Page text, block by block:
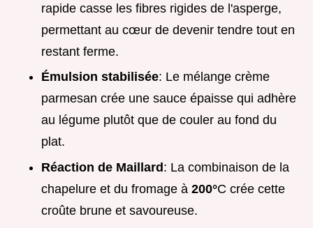
rapide casse les fibres rigides de l'asperge,
permettant au cœur de devenir tendre tout en
restant ferme.
Émulsion stabilisée: Le mélange crème
parmesan crée une sauce épaisse qui adhère
au légume plutôt que de couler au fond du
plat.
Réaction de Maillard: La combinaison de la
chapelure et du fromage à 200°C crée cette
croûte brune et savoureuse.